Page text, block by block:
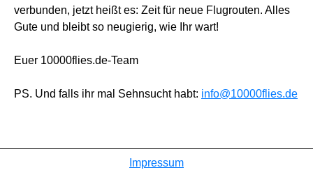
verbunden, jetzt heißt es: Zeit für neue Flugrouten. Alles
Gute und bleibt so neugierig, wie Ihr wart!
Euer 10000flies.de-Team
PS. Und falls ihr mal Sehnsucht habt: info@10000flies.de
Impressum